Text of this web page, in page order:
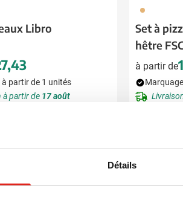
Détails
Libro
partir de 1 unités
à partir de 17 août
945
Set à
hêtre
à partir de